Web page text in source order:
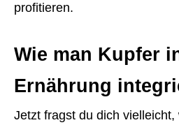
profitieren.
Wie man Kupfer
Ernährung
Jetzt fragst du dich vielleicht,